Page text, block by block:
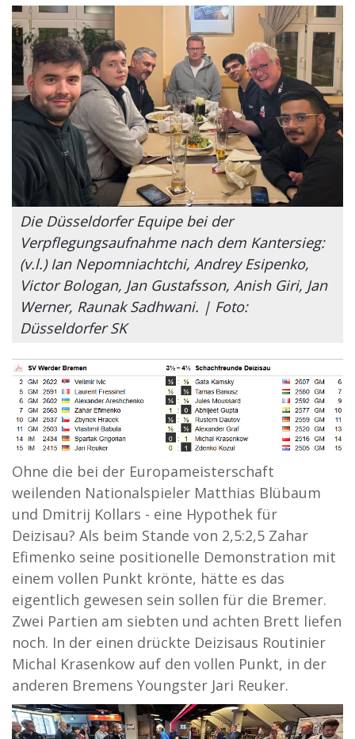
Die Düsseldorfer Equipe bei der
Verpflegungsaufnahme nach dem Kantersieg:
(v.l.) Ian Nepomniachtchi, Andrey Esipenko,
Victor Bologan, Jan Gustafsson, Anish Giri, Jan
Werner, Raunak Sadhwani. | Foto:
Düsseldorfer SK
Ohne die bei der Europameisterschaft
weilenden Nationalspieler Matthias Blübaum
und Dmitrij Kollars - eine Hypothek für
Deizisau? Als beim Stande von 2,5:2,5 Zahar
Efimenko seine positionelle Demonstration mit
einem vollen Punkt krönte, hätte es das
eigentlich gewesen sein sollen für die Bremer.
Zwei Partien am siebten und achten Brett liefen
noch. In der einen drückte Deizisaus Routinier
Michal Krasenkow auf den vollen Punkt, in der
anderen Bremens Youngster Jari Reuker.